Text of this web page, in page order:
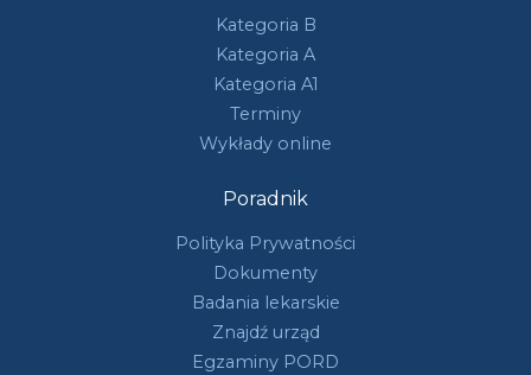
Kategoria B
Kategoria A
Kategoria A1
Terminy
Wykłady online
Poradnik
Polityka Prywatności
Dokumenty
Badania lekarskie
Znajdź urząd
Egzaminy PORD